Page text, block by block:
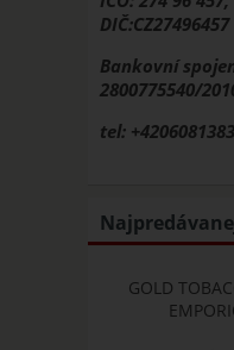
DIČ:CZ27496457
Bankovní
2800775540/
tel:
GOLD